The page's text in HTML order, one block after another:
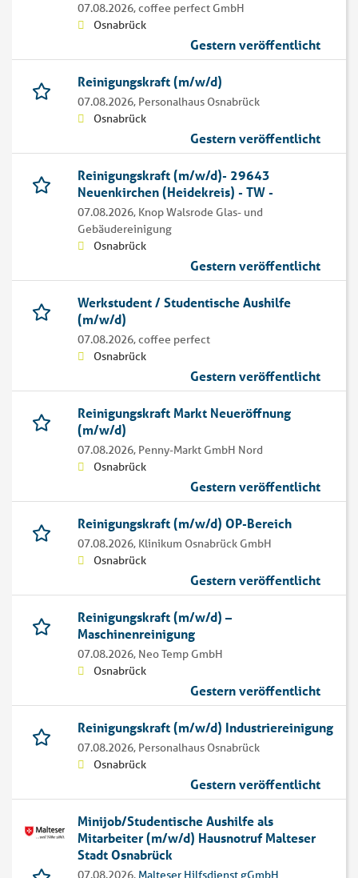
07.08.2026,coffee perfect GmbH
Osnabrück
Gestern veröffentlicht
Reinigungskraft (m/w/d)
07.08.2026, Personalhaus Osnabrück
Osnabrück
Gestern veröffentlicht
Reinigungskraft (m/w/d)- 29643
Neuenkirchen (Heidekreis) - TW -
07.08.2026, Knop Walsrode Glas- und
Gebäudereinigung
Osnabrück
Gestern veröffentlicht
Werkstudent / Studentische Aushilfe
(m/w/d)
07.08.2026,coffee perfect
Osnabrück
Gestern veröffentlicht
Reinigungskraft Markt Neueröffnung
(m/w/d)
07.08.2026, Penny-Markt GmbH Nord
Osnabrück
Gestern veröffentlicht
Reinigungskraft (m/w/d) OP-Bereich
07.08.2026, Klinikum Osnabrück GmbH
Osnabrück
Gestern veröffentlicht
Reinigungskraft (m/w/d) –
Maschinenreinigung
07.08.2026, Neo Temp GmbH
Osnabrück
Gestern veröffentlicht
Reinigungskraft (m/w/d) Industriereinigung
07.08.2026, Personalhaus Osnabrück
Osnabrück
Gestern veröffentlicht
Minijob/Studentische Aushilfe als
Mitarbeiter (m/w/d) Hausnotruf Malteser
Stadt Osnabrück
07.08.2026, Malteser Hilfsdienst gGmbH